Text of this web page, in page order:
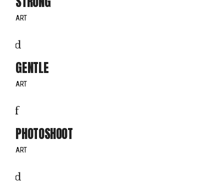
ART
GENTLE
ART
PHOTOSHOOT
ART